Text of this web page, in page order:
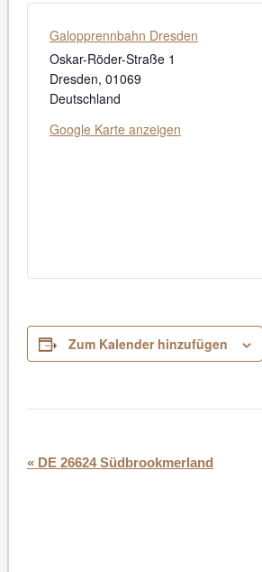
Galopprennbahn Dresden
Oskar-Röder-Straße 1
Dresden, 01069
Deutschland
Google Karte anzeigen
Zum Kalender hinzufügen
Veranstaltung-
« DE 26624 Südbrookmerland